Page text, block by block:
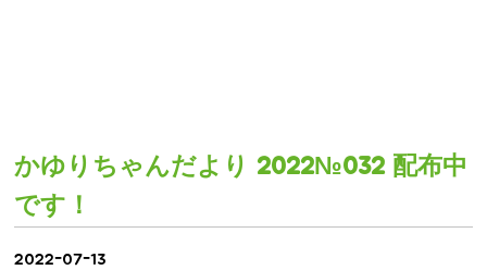
かゆりちゃんだより 2022№032 配布中
です！
2022-07-13